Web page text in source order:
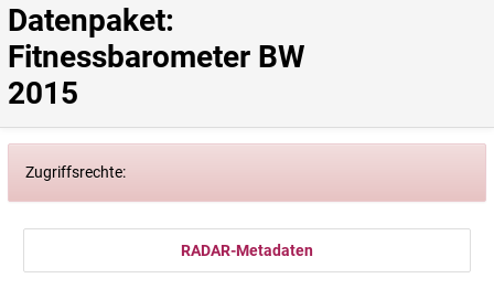
Datenpaket:
Fitnessbarometer BW
2015
Zugriffsrechte:
RADAR-Metadaten